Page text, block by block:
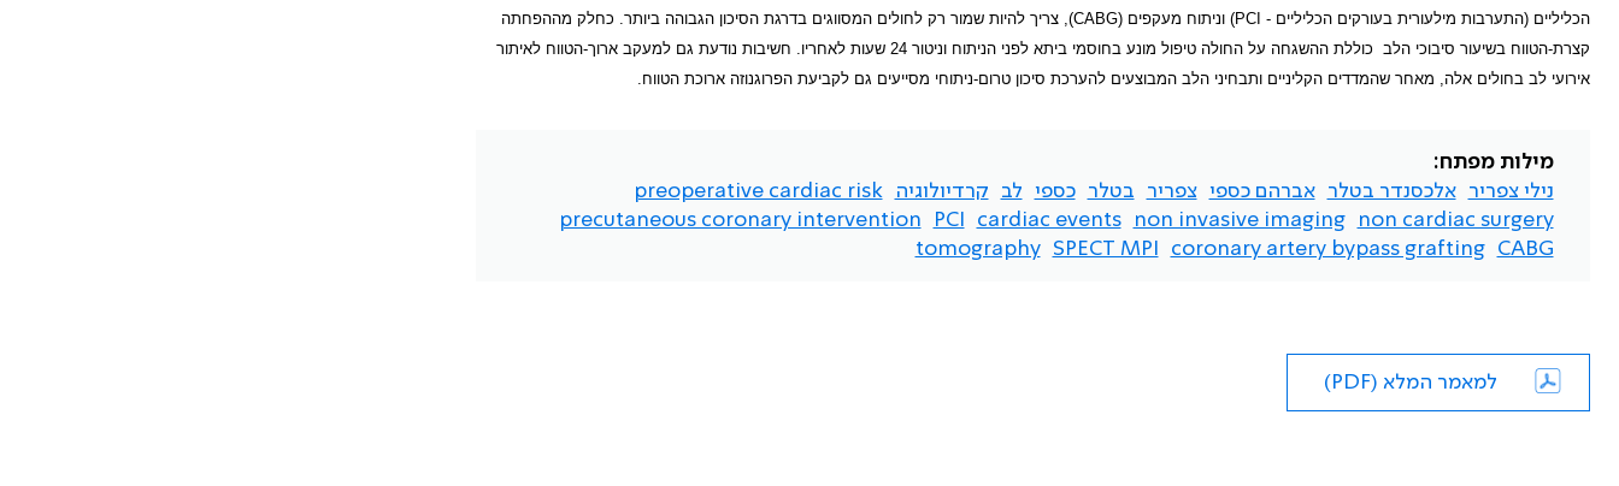
הכליליים (התערבות מילעורית בעורקים הכליליים - PCI) וניתוח מעקפים (CABG), צריך להיות שמור רק לחולים המסווגים בדרגת הסיכון הגבוהה ביותר. כחלק מההפחתה
קצרת-הטווח בשיעור סיבוכי הלב
כוללת ההשגחה על החולה טיפול מונע בחוסמי ביתא לפני הניתוח וניטור 24 שעות לאחריו. חשיבות נודעת גם למעקב ארוך-הטווח לאיתור
אירועי לב בחולים אלה, מאחר שהמדדים הקליניים ותבחיני הלב המבוצעים להערכת סיכון טרום-ניתוחי מסייעים גם לקביעת הפרוגנוזה ארוכת הטווח.
מילות מפתח:
נילי צפריר
אלכסנדר בטלר אברהם כספי צפריר בטלר כספי לב קרדיולוגיה
preoperative cardiac risk
non cardiac surgery
non invasive imaging
cardiac events
PCI
precutaneous coronary intervention
CABG
coronary artery bypass grafting
SPECT MPI
tomography
למאמר המלא (PDF)